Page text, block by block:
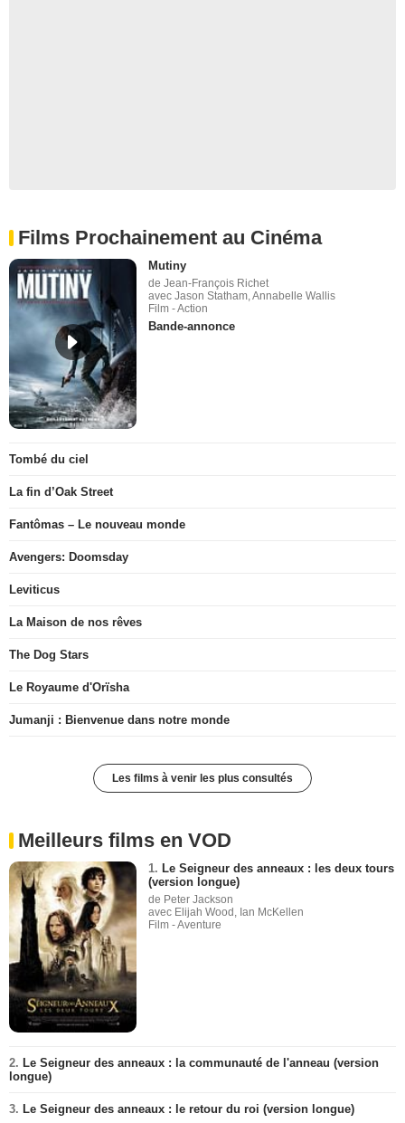
Films Prochainement au Cinéma
Mutiny
de Jean-François Richet
avec Jason Statham, Annabelle Wallis
Film - Action
Bande-annonce
Tombé du ciel
La fin d’Oak Street
Fantômas – Le nouveau monde
Avengers: Doomsday
Leviticus
La Maison de nos rêves
The Dog Stars
Le Royaume d'Orïsha
Jumanji : Bienvenue dans notre monde
Les films à venir les plus consultés
Meilleurs films en VOD
1. Le Seigneur des anneaux : les deux tours
(version longue)
de Peter Jackson
avec Elijah Wood, Ian McKellen
Film - Aventure
2. Le Seigneur des anneaux : la communauté de l'anneau (version
longue)
3. Le Seigneur des anneaux : le retour du roi (version longue)